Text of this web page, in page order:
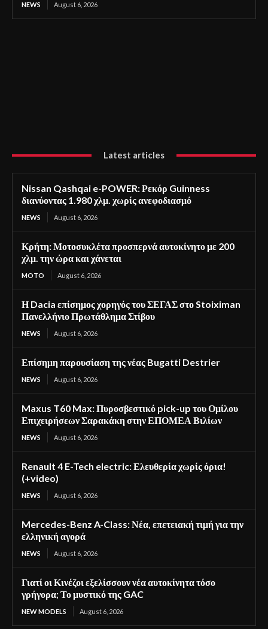
NEWS August 6, 2026
Latest articles
Nissan Qashqai e-POWER: Ρεκόρ Guinness
διανύοντας 1.980 χλμ. χωρίς ανεφοδιασμό
NEWS August 6, 2026
Κρήτη: Μοτοσυκλέτα προσπερνά αυτοκίνητο με 200
χλμ. την ώρα και χάνεται
MOTO August 6, 2026
Η Dacia επίσημος χορηγός του ΣΕΓΑΣ στο Stoiximan
Πανελλήνιο Πρωτάθλημα Στίβου
NEWS August 6, 2026
Επίσημη παρουσίαση της νέας Bugatti Destrier
NEWS August 6, 2026
Maxus T60 Max: Πυροσβεστικό pick-up του Ομίλου
Επιχειρήσεων Σαρακάκη στην ΕΠΟΜΕΑ Βιλίων
NEWS August 6, 2026
Renault 4 E-Tech electric: Ελευθερία χωρίς όρια!
(+video)
NEWS August 6, 2026
Mercedes-Benz A-Class: Νέα, επετειακή τιμή για την
ελληνική αγορά
NEWS August 6, 2026
Γιατί οι Κινέζοι εξελίσσουν νέα αυτοκίνητα τόσο
γρήγορα; Το μυστικό της GAC
NEW MODELS August 6, 2026